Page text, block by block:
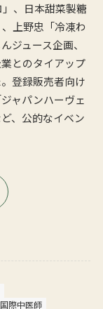
、日本甜菜製糖
上野忠「冷凍わ
ジュース企画、
とのタイアップ
登録販売者向け
ャパンハーヴェ
、公的なイベン
国際中医師